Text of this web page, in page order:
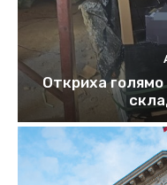
Откриха голямо